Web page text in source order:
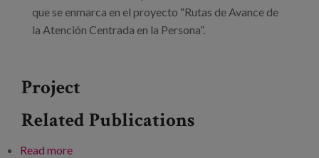
que se enmarca en el proyecto “Rutas de Avance de
la Atención Centrada en la Persona”.
Project
Related Publications
Read moreabout Quiero decidir sobre mi vida. ¿Sabes cómo